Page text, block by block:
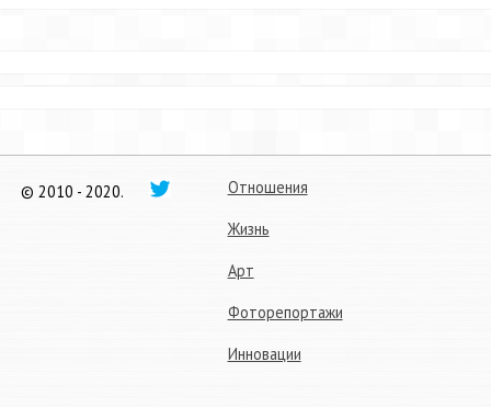
© 2010 - 2020.
Отношения
Жизнь
Арт
Фоторепортажи
Инновации